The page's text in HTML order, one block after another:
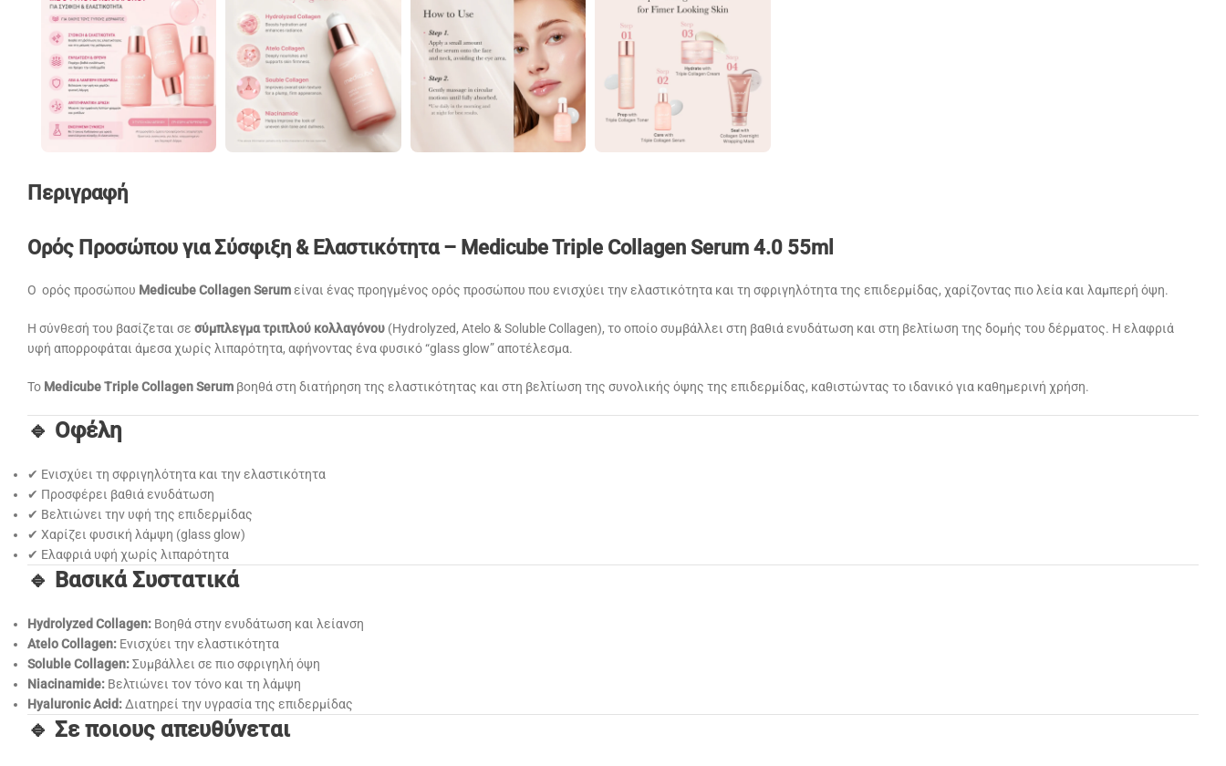
Περιγραφή
Ορός Προσώπου για Σύσφιξη & Ελαστικότητα – Medicube Triple Collagen Serum 4.0 55ml
Ο ορός προσώπου Medicube Collagen Serumείναι ένας προηγμένος ορός προσώπου που ενισχύει την ελαστικότητα και τη σφριγηλότητα της επιδερμίδας, χαρίζοντας πιο λεία και λαμπερή όψη.
Η σύνθεσή του βασίζεται σε σύμπλεγμα τριπλού κολλαγόνου (Hydrolyzed, Atelo & Soluble Collagen), το οποίο συμβάλλει στη βαθιά ενυδάτωση και στη βελτίωση της δομής του δέρματος. Η ελαφριά
υφή απορροφάται άμεσα χωρίς λιπαρότητα, αφήνοντας ένα φυσικό “glass glow” αποτέλεσμα.
Το Medicube Triple Collagen Serum βοηθά στη διατήρηση της ελαστικότητας και στη βελτίωση της συνολικής όψης της επιδερμίδας, καθιστώντας το ιδανικό για καθημερινή χρήση.
🔹 Οφέλη
✔ Ενισχύει τη σφριγηλότητα και την ελαστικότητα
✔ Προσφέρει βαθιά ενυδάτωση
✔ Βελτιώνει την υφή της επιδερμίδας
✔ Χαρίζει φυσική λάμψη (glass glow)
✔ Ελαφριά υφή χωρίς λιπαρότητα
🔹 Βασικά Συστατικά
Hydrolyzed Collagen: Βοηθά στην ενυδάτωση και λείανση
Atelo Collagen: Ενισχύει την ελαστικότητα
Soluble Collagen:Συμβάλλει σε πιο σφριγηλή όψη
Niacinamide: Βελτιώνει τον τόνο και τη λάμψη
Hyaluronic Acid: Διατηρεί την υγρασία της επιδερμίδας
🔹 Σε ποιους απευθύνεται